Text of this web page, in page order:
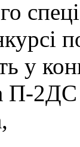
у
П-